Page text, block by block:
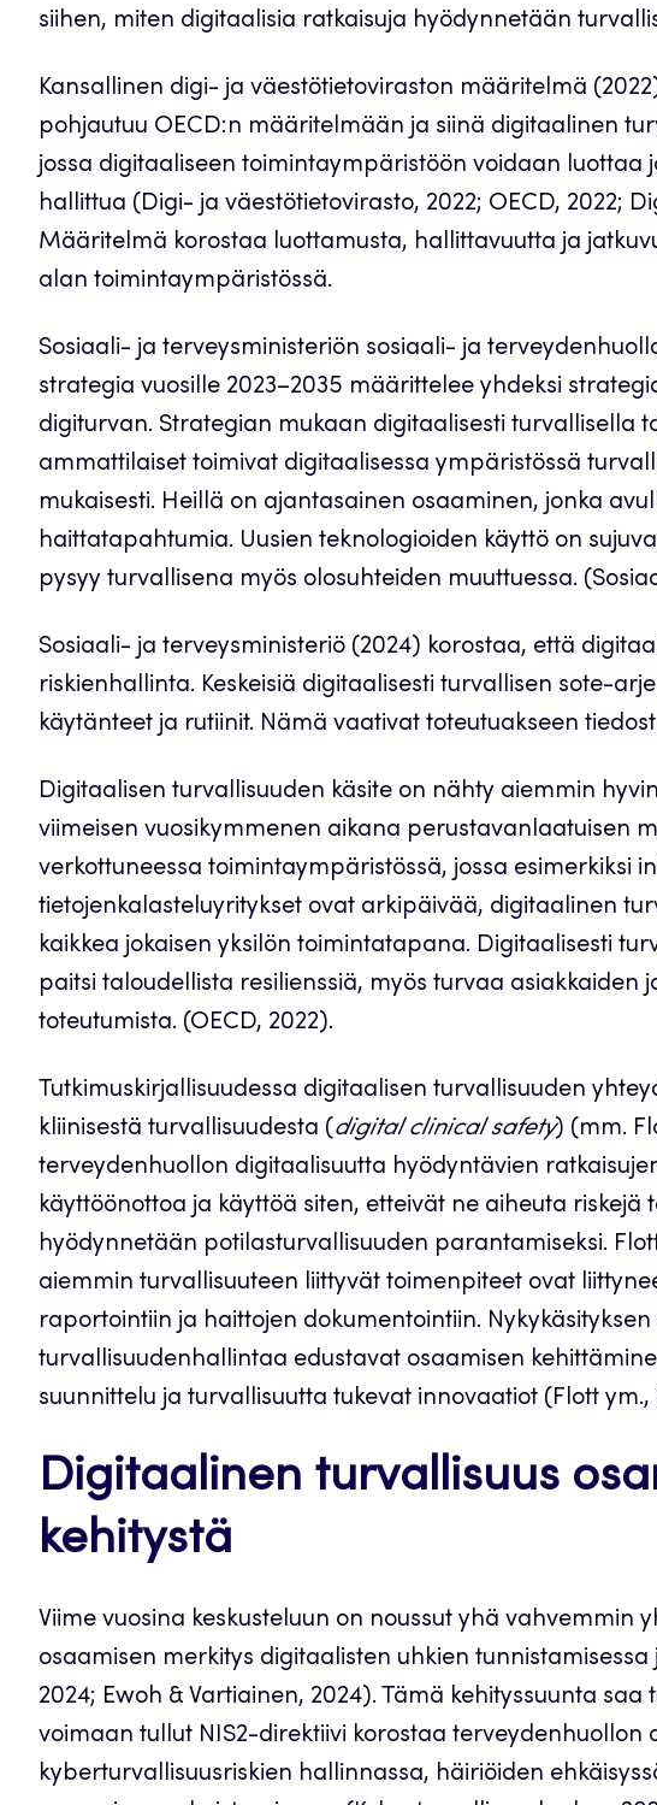
siihen, miten digitaalisia ratkaisuja hyödynnetään
Kansallinen digi- ja väestötietoviraston määritelmä
pohjautuu OECD:n määritelmään ja siinä digitaalinen
jossa digitaaliseen toimintaympäristöön voidaan luottaa
hallittua (Digi- ja väestötietovirasto, 2022; OECD, 2022;
Määritelmä korostaa luottamusta, hallittavuutta ja
alan toimintaympäristössä.
Sosiaali- ja terveysministeriön sosiaali- ja
strategia vuosille 2023–2035 määrittelee yhdeksi
digiturvan. Strategian mukaan digitaalisesti turvallisella
ammattilaiset toimivat digitaalisessa ympäristössä
mukaisesti. Heillä on ajantasainen osaaminen, jonka
haittatapahtumia. Uusien teknologioiden käyttö on
pysyy turvallisena myös olosuhteiden muuttuessa.
Sosiaali- ja terveysministeriö (2024) korostaa, että
riskienhallinta. Keskeisiä digitaalisesti turvallisen sote-
käytänteet ja rutiinit. Nämä vaativat toteutuakseen
Digitaalisen turvallisuuden käsite on nähty aiemmin
viimeisen vuosikymmenen aikana perustavanlaatuisen
verkottuneessa toimintaympäristössä, jossa esimerkiksi
tietojenkalasteluyritykset ovat arkipäivää, digitaalinen
kaikkea jokaisen yksilön toimintatapana. Digitaalisesti
paitsi taloudellista resilienssiä, myös turvaa asiakkaiden
toteutumista. (OECD, 2022).
Tutkimuskirjallisuudessa digitaalisen turvallisuuden
kliinisestä turvallisuudesta (digital clinical safety) (mm.
terveydenhuollon digitaalisuutta hyödyntävien
käyttöönottoa ja käyttöä siten, etteivät ne aiheuta riskejä
hyödynnetään potilasturvallisuuden parantamiseksi.
aiemmin turvallisuuteen liittyvät toimenpiteet ovat
raportointiin ja haittojen dokumentointiin.
turvallisuudenhallintaa edustavat osaamisen
suunnittelu ja turvallisuutta tukevat innovaatiot (Flott ym.,
Digitaalinen turvallisuus
kehitystä
Viime vuosina keskusteluun on noussut yhä vahvemmin
osaamisen merkitys digitaalisten uhkien
2024; Ewoh & Vartiainen, 2024). Tämä kehityssuunta saa
voimaan tullut NIS2-direktiivi korostaa terveydenhuollon
kyberturvallisuusriskien hallinnassa, häiriöiden